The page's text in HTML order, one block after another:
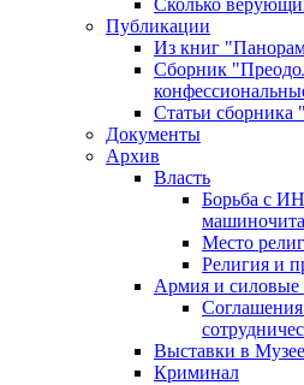
Сколько
Публикации
Из книг
Сборник
Статьи сборника
Документы
Архив
Власть
Борьба с
Место
Религия и
Армия и силовые
Соглашения
Выставки в
Криминал